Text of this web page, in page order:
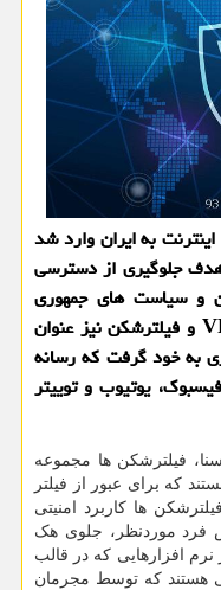
به ایران وارد شد
جلوگیری از دسترسی
و سیاست های جمهوری
اسلامی ایران و از طرف دیگر رواج VPN و فیلترشکن نیز عنوان
به خود گرفت که رسانه
یوتیوب و توییتر
فیلترشکن ها مجموعه
که برای عبور از فیلتر
ها کاربرد امنیتی
فرد موردنظر، جلوی هک
افزارهایی که در قالب
هستند که توسط مجرمان